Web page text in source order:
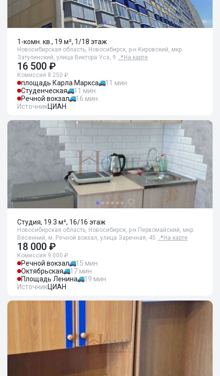
1-комн. кв., 19 м², 1/18 этаж
Новосибирская область, Новосибирск, р-н Кировский, мкр.
Затулинский, улица Виктора Уса, 9 📍 На карте
16 500 ₽
Комиссия 8 250 ₽
площадь Карла Маркса
11 мин
Студенческая
11 мин
Речной вокзал
16 мин
ИсточникЦИАН
Студия, 19.3 м², 16/16 этаж
Новосибирская область, Новосибирск, р-н Первомайский, мкр.
Весенний, м. Речной вокзал, улица Заречная, 45 📍 На карте
18 000 ₽
Комиссия 9 000 ₽
Речной вокзал
15 мин
Октябрьская
17 мин
Площадь Ленина
19 мин
ИсточникЦИАН